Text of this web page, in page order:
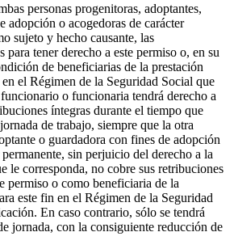
personas progenitoras, adoptantes,
adopción o acogedoras de carácter
sujeto y hecho causante, las
para tener derecho a este permiso o, en su
de beneficiarias de la prestación
el Régimen de la Seguridad Social que
o funcionaria tendrá derecho a
íntegras durante el tiempo que
de trabajo, siempre que la otra
o guardadora con fines de adopción
sin perjuicio del derecho a la
le corresponda, no cobre sus retribuciones
permiso o como beneficiaria de la
este fin en el Régimen de la Seguridad
En caso contrario, sólo se tendrá
jornada, con la consiguiente reducción de